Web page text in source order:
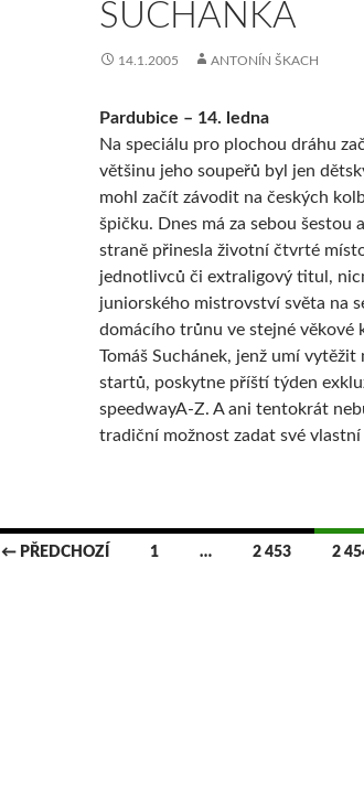
SUCHÁNKA
14.1.2005 ANTONÍN ŠKACH
Pardubice – 14. ledna
Na speciálu pro plochou dráhu
většinu jeho soupeřů byl jen
mohl začít závodit na českých
špičku. Dnes má za sebou šestou
straně přinesla životní čtvrté
jednotlivců či extraligový titul,
juniorského mistrovství světa na
domácího trůnu ve stejné věkové
Tomáš Suchánek, jenž umí
startů, poskytne příští týden
speedwayA-Z. A ani tentokrát
tradiční možnost zadat své vlastní
← PŘEDCHOZÍ 1 … 2 453 2